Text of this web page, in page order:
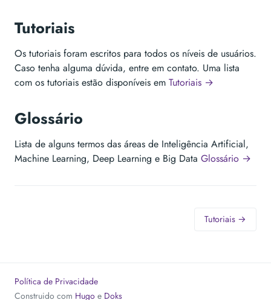
Tutoriais
Os tutoriais foram escritos para todos os níveis de usuários.
Caso tenha alguma dúvida, entre em contato. Uma lista
com os tutoriais estão disponíveis em Tutoriais →
Glossário
Lista de alguns termos das áreas de Inteligência Artificial,
Machine Learning, Deep Learning e Big Data Glossário →
Tutoriais →
Construido com Hugo e Doks
Política de Privacidade